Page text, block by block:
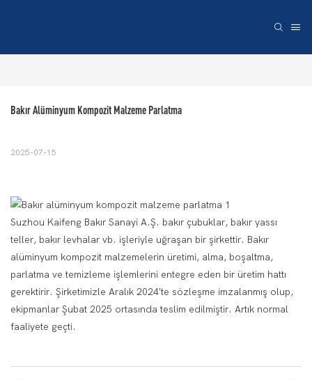
Bakır Alüminyum Kompozit Malzeme Parlatma
2025-07-15
Suzhou Kaifeng Bakır Sanayi A.Ş. bakır çubuklar, bakır yassı
teller, bakır levhalar vb. işleriyle uğraşan bir şirkettir. Bakır
alüminyum kompozit malzemelerin üretimi, alma, boşaltma,
parlatma ve temizleme işlemlerini entegre eden bir üretim hattı
gerektirir. Şirketimizle Aralık 2024'te sözleşme imzalanmış olup,
ekipmanlar Şubat 2025 ortasında teslim edilmiştir. Artık normal
faaliyete geçti.